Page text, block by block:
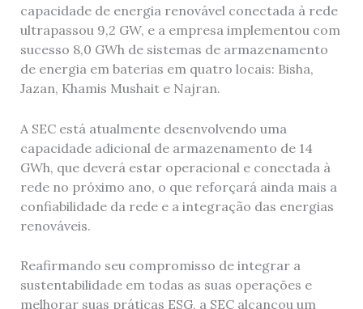
capacidade de energia renovável conectada à rede
ultrapassou 9,2 GW, e a empresa implementou com
sucesso 8,0 GWh de sistemas de armazenamento
de energia em baterias em quatro locais: Bisha,
Jazan, Khamis Mushait e Najran.
A SEC está atualmente desenvolvendo uma
capacidade adicional de armazenamento de 14
GWh, que deverá estar operacional e conectada à
rede no próximo ano, o que reforçará ainda mais a
confiabilidade da rede e a integração das energias
renováveis.
Reafirmando seu compromisso de integrar a
sustentabilidade em todas as suas operações e
melhorar suas práticas ESG, a SEC alcançou um